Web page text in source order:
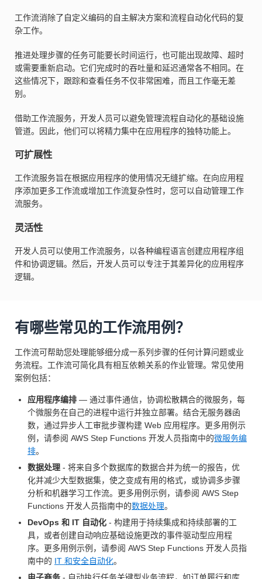
工作流消除了自定义编码的自主解决方案和流程自动化代码的复
杂工作。
推进处理步骤的任务可能要长时间运行，也可能出现故障、超时
或需要重新启动。它们完成时的吞吐量和延迟通常各不相同。在
这些情况下，跟踪和查看任务不仅非常困难，而且工作毫无差
别。
借助工作流服务，开发人员可以避免管理流程自动化的基础设施
管道。因此，他们可以将精力集中在应用程序的独特功能上。
可扩展性
工作流服务旨在根据应用程序的使用情况无缝扩缩。在向应用程
序添加更多工作流或增加工作流复杂性时，您可以自动管理工作
流服务。
灵活性
开发人员可以使用工作流服务，以各种编程语言创建应用程序组
件和协调逻辑。然后，开发人员可以专注于其差异化的应用程序
逻辑。
有哪些常见的工作流用例？
工作流可帮助您处理能够细分成一系列步骤的任何计算问题或业
务流程。工作流可简化具有相互依赖关系的作业管理。常见使用
案例包括：
应用程序编排 — 通过事件通信，协调松散耦合的微服务，每
个微服务在自己的进程中运行并独立部署。结合无服务器函
数，通过异步人工审批步骤构建 Web 应用程序。更多用例示
例，请参阅 AWS Step Functions 开发人员指南中的微服务编
排。
数据处理 - 将来自多个数据库的数据合并为统一的报告，优
化并减少大型数据集，使之变成有用的格式，或协调多步骤
分析和机器学习工作流。更多用例示例，请参阅 AWS Step
Functions 开发人员指南中的数据处理。
DevOps 和 IT 自动化 - 构建用于持续集成和持续部署的工
具，或者创建自动响应基础设施更改的事件驱动型应用程
序。更多用例示例，请参阅 AWS Step Functions 开发人员指
南中的 IT 和安全自动化。